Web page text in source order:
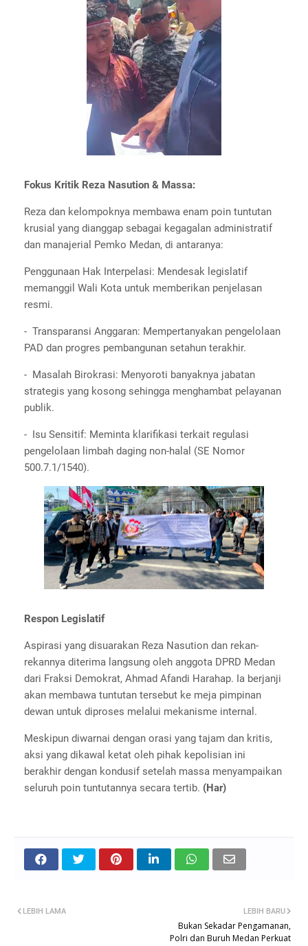
Fokus Kritik Reza Nasution & Massa:
Reza dan kelompoknya membawa enam poin tuntutan
krusial yang dianggap sebagai kegagalan administratif
dan manajerial Pemko Medan, di antaranya:
Penggunaan Hak Interpelasi: Mendesak legislatif
memanggil Wali Kota untuk memberikan penjelasan
resmi.
- Transparansi Anggaran: Mempertanyakan pengelolaan
PAD dan progres pembangunan setahun terakhir.
- Masalah Birokrasi: Menyoroti banyaknya jabatan
strategis yang kosong sehingga menghambat pelayanan
publik.
- Isu Sensitif: Meminta klarifikasi terkait regulasi
pengelolaan limbah daging non-halal (SE Nomor
500.7.1/1540).
Respon Legislatif
Aspirasi yang disuarakan Reza Nasution dan rekan-
rekannya diterima langsung oleh anggota DPRD Medan
dari Fraksi Demokrat, Ahmad Afandi Harahap. Ia berjanji
akan membawa tuntutan tersebut ke meja pimpinan
dewan untuk diproses melalui mekanisme internal.
Meskipun diwarnai dengan orasi yang tajam dan kritis,
aksi yang dikawal ketat oleh pihak kepolisian ini
berakhir dengan kondusif setelah massa menyampaikan
seluruh poin tuntutannya secara tertib. (Har)
LEBIH BARU
Bukan Sekadar Pengamanan,
Polri dan Buruh Medan Perkuat
LEBIH LAMA